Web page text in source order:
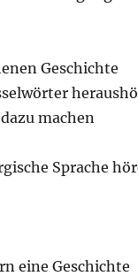
Geschichte
machen
Sprache
eine Geschichte